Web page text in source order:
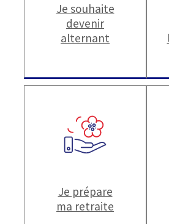
Je souhaite
devenir
alternant
Je prépare
ma retraite